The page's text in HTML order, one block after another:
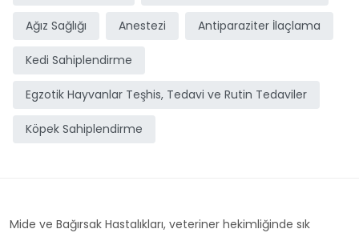
Ağız Sağlığı Anestezi Antiparaziter İlaçlama
Kedi Sahiplendirme
Egzotik Hayvanlar Teşhis, Tedavi ve Rutin Tedaviler
Köpek Sahiplendirme
Mide ve Bağırsak Hastalıkları, veteriner hekimliğinde sık